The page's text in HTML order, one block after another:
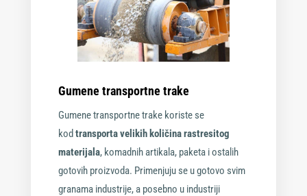
Gumene transportne trake
Gumene transportne trake koriste se
kod transporta velikih količina rastresitog
materijala, komadnih artikala, paketa i ostalih
gotovih proizvoda. Primenjuju se u gotovo svim
granama industrije, a posebno u industriji